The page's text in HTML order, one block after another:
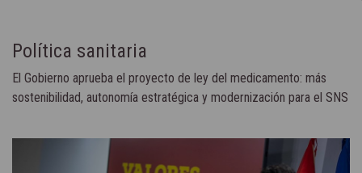
Política sanitaria
El Gobierno aprueba el proyecto de ley del medicamento: más
sostenibilidad, autonomía estratégica y modernización para el SNS